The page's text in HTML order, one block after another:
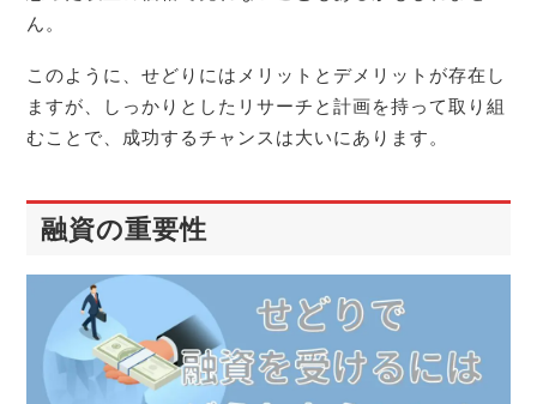
ん。
このように、せどりにはメリットとデメリットが存在し
ますが、しっかりとしたリサーチと計画を持って取り組
むことで、成功するチャンスは大いにあります。
融資の重要性